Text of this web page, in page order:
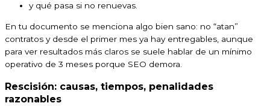
y qué pasa si no renuevas.
En tu documento se menciona algo bien sano: no “atan”
contratos y desde el primer mes ya hay entregables, aunque
para ver resultados más claros se suele hablar de un mínimo
operativo de 3 meses porque SEO demora.
Rescisión: causas, tiempos, penalidades
razonables